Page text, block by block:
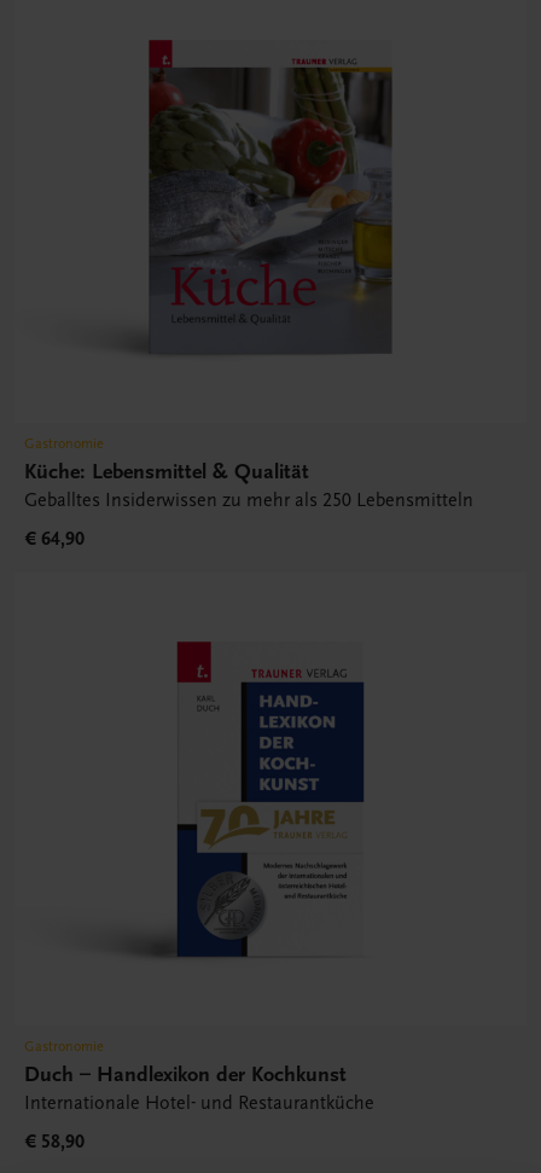
Gastronomie
Küche: Lebensmittel & Qualität
Geballtes Insiderwissen zu mehr als 250 Lebensmitteln
€ 64,90
Gastronomie
Duch – Handlexikon der Kochkunst
Internationale Hotel- und Restaurantküche
€ 58,90